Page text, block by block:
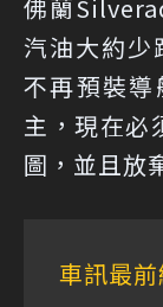
佛蘭
汽油大約少
不再預裝
主，現在必
圖，並且放
車訊最前